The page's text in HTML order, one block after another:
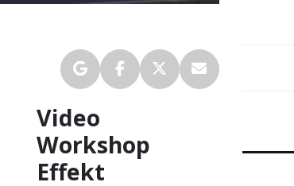
Video
Workshop
Effekt